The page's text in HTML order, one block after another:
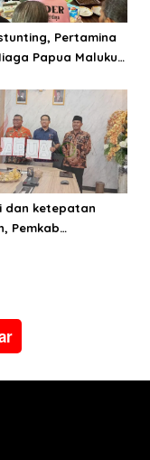
Pertamina
Papua Maluku
pangan lokal
dan ketepatan
Pemkab